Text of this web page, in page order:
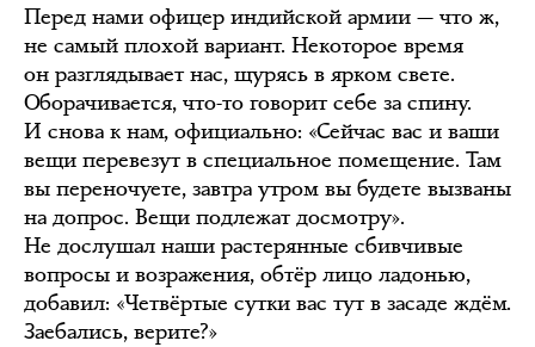
Перед нами офицер индийской армии — что ж,
не самый плохой вариант. Некоторое время
он разглядывает нас, щурясь в ярком свете.
Оборачивается, что-то говорит себе за спину.
И снова к нам, официально: «Сейчас вас и ваши
вещи перевезут в специальное помещение. Там
вы переночуете, завтра утром вы будете вызваны
на допрос. Вещи подлежат досмотру».
Не дослушал наши растерянные сбивчивые
вопросы и возражения, обтёр лицо ладонью,
добавил: «Четвёртые сутки вас тут в засаде ждём.
Заебались, верите?»